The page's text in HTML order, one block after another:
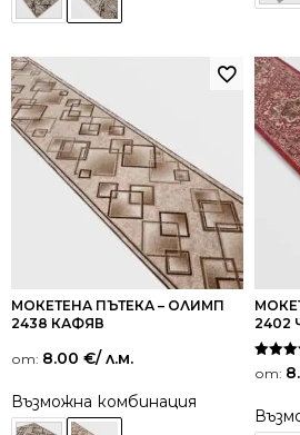
МОКЕТЕНА ПЪТЕКА – ОЛИМП
2438 КАФЯВ
от: 8.00 €/ л.м.
Възможна комбинация
2402
5.00
от: